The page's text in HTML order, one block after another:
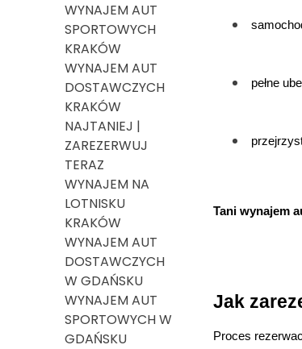
WYNAJEM AUT
SPORTOWYCH
KRAKÓW
WYNAJEM AUT
DOSTAWCZYCH
KRAKÓW
NAJTANIEJ |
ZAREZERWUJ
TERAZ
WYNAJEM NA
LOTNISKU
KRAKÓW
WYNAJEM AUT
DOSTAWCZYCH
W GDAŃSKU
WYNAJEM AUT
SPORTOWYCH W
GDAŃSKU
pełne
Tani wynajem
Jak
Proces